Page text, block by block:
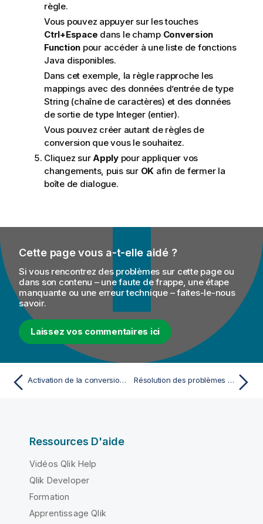
règle.
Vous pouvez appuyer sur les touches
Ctrl+Espace dans le champ Conversion
Function pour accéder à une liste de fonctions
Java disponibles.
Dans cet exemple, la règle rapproche les
mappings avec des données d’entrée de type
String (chaîne de caractères) et des données
de sortie de type Integer (entier).
Vous pouvez créer autant de règles de
conversion que vous le souhaitez.
Cliquez surApplypour appliquer vos
changements, puis sur OK afin de fermer la
boîte de dialogue.
Cette page vous a-t-elle aidé ?
Si vous rencontrez des problèmes sur cette page ou
dans son contenu – une faute de frappe, une étape
manquante ou une erreur technique – faites-le-nous
savoir.
Laissez vos commentaires ici
Activation de la conversion automatique des types de données Résolution des problèmes de mémoire lors de l'utilisation du tMap
Ressources D'aide
Vidéos Qlik Help
Qlik Developer
Formation
Apprentissage Qlik